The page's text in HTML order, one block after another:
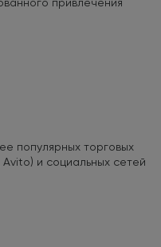
популярных торговых
Avito) и социальных сетей